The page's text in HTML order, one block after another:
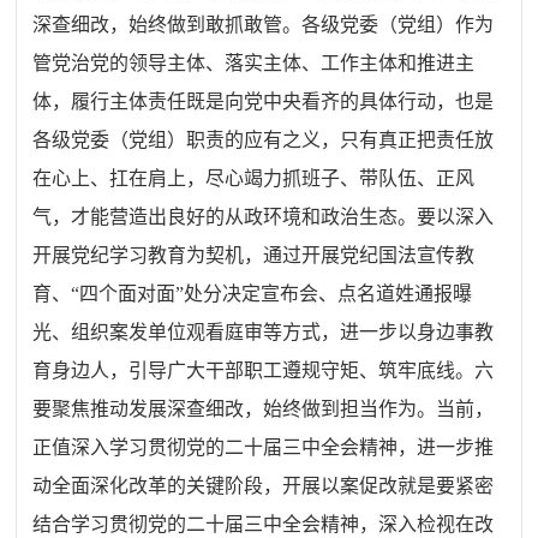
深查细改，始终做到敢抓敢管。各级党委（党组）作为
管党治党的领导主体、落实主体、工作主体和推进主
体，履行主体责任既是向党中央看齐的具体行动，也是
各级党委（党组）职责的应有之义，只有真正把责任放
在心上、扛在肩上，尽心竭力抓班子、带队伍、正风
气，才能营造出良好的从政环境和政治生态。要以深入
开展党纪学习教育为契机，通过开展党纪国法宣传教
育、“四个面对面”处分决定宣布会、点名道姓通报曝
光、组织案发单位观看庭审等方式，进一步以身边事教
育身边人，引导广大干部职工遵规守矩、筑牢底线。六
要聚焦推动发展深查细改，始终做到担当作为。当前，
正值深入学习贯彻党的二十届三中全会精神，进一步推
动全面深化改革的关键阶段，开展以案促改就是要紧密
结合学习贯彻党的二十届三中全会精神，深入检视在改